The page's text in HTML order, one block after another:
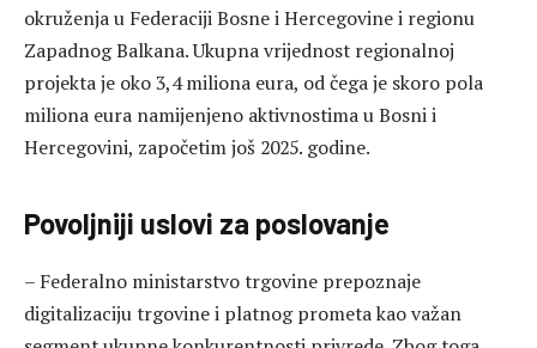
okruženja u Federaciji Bosne i Hercegovine i regionu
Zapadnog Balkana. Ukupna vrijednost regionalnoj
projekta je oko 3,4 miliona eura, od čega je skoro pola
miliona eura namijenjeno aktivnostima u Bosni i
Hercegovini, započetim još 2025. godine.
Povoljniji uslovi za poslovanje
– Federalno ministarstvo trgovine prepoznaje
digitalizaciju trgovine i platnog prometa kao važan